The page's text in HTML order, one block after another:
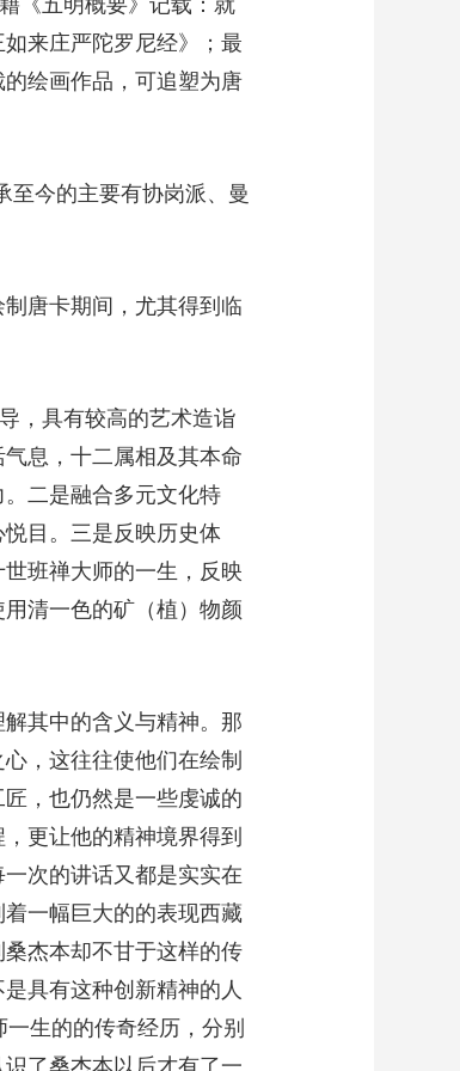
《五明概要》记载：就
来庄严陀罗尼经》；最
绘画作品，可追塑为唐
至今的主要有协岗派、曼
唐卡期间，尤其得到临
，具有较高的艺术造诣
息，十二属相及其本命
二是融合多元文化特
目。三是反映历史体
班禅大师的一生，反映
清一色的矿（植）物颜
其中的含义与精神。那
，这往往使他们在绘制
，也仍然是一些虔诚的
更让他的精神境界得到
次的讲话又都是实实在
一幅巨大的的表现西藏
杰本却不甘于这样的传
具有这种创新精神的人
生的的传奇经历，分别